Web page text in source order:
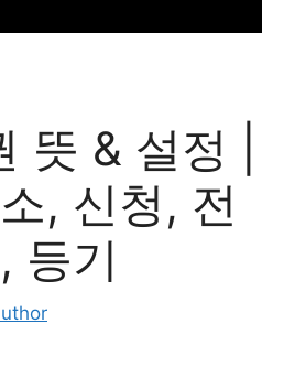
뜻 & 설정 |
, 신청, 전
등기